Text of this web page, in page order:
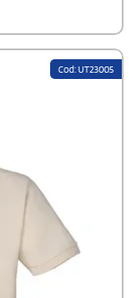
Cod: UT23005